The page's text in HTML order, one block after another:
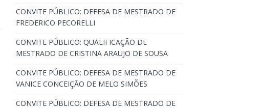
CONVITE PÚBLICO: DEFESA DE MESTRADO DE
FREDERICO PECORELLI
CONVITE PÚBLICO: QUALIFICAÇÃO DE
MESTRADO DE CRISTINA ARAUJO DE SOUSA
CONVITE PÚBLICO: DEFESA DE MESTRADO DE
VANICE CONCEIÇÃO DE MELO SIMÕES
CONVITE PÚBLICO: DEFESA DE MESTRADO DE